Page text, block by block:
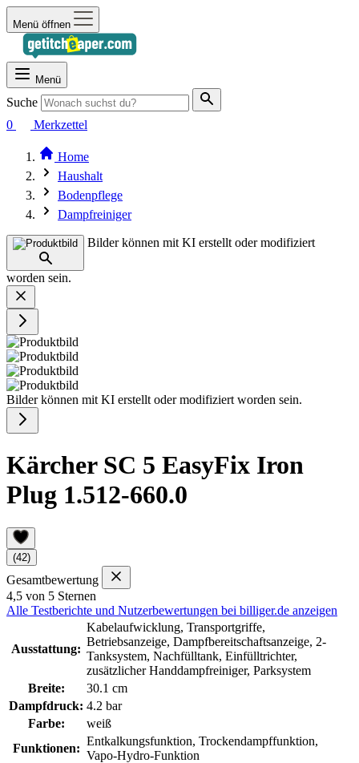
Menü öffnen
Menü
Suche
0
Merkzettel
Home
Haushalt
Bodenpflege
Dampfreiniger
Bilder können mit KI erstellt oder modifiziert
worden sein.
Bilder können mit KI erstellt oder modifiziert worden sein.
Kärcher SC 5 EasyFix Iron
Plug 1.512-660.0
(42)
Gesamtbewertung
4,5 von 5 Sternen
Alle Testberichte und Nutzerbewertungen bei billiger.de anzeigen
Ausstattung:
Kabelaufwicklung, Transportgriffe,
Betriebsanzeige, Dampfbereitschaftsanzeige, 2-
Tanksystem, Nachfülltank, Einfülltrichter,
zusätzlicher Handdampfreiniger, Parksystem
Breite:
30.1 cm
Dampfdruck: 4.2 bar
Farbe:
weiß
Funktionen:
Entkalkungsfunktion, Trockendampffunktion,
Vapo-Hydro-Funktion